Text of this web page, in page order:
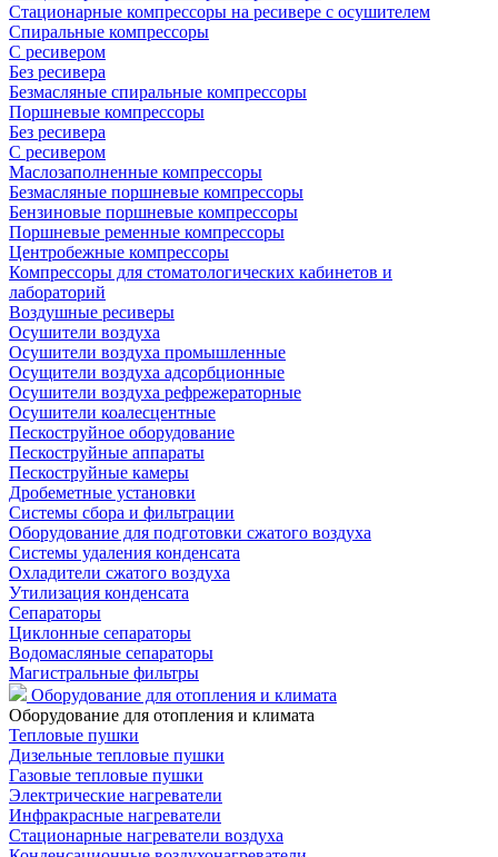
Стационарные компрессоры на ресивере с осушителем
Спиральные компрессоры
С ресивером
Без ресивера
Безмасляные спиральные компрессоры
Поршневые компрессоры
Без ресивера
С ресивером
Маслозаполненные компрессоры
Безмасляные поршневые компрессоры
Бензиновые поршневые компрессоры
Поршневые ременные компрессоры
Центробежные компрессоры
Компрессоры для стоматологических кабинетов и
лабораторий
Воздушные ресиверы
Осушители воздуха
Осушители воздуха промышленные
Осущители воздуха адсорбционные
Осушители воздуха рефрежераторные
Осушители коалесцентные
Пескоструйное оборудование
Пескоструйные аппараты
Пескоструйные камеры
Дробеметные установки
Системы сбора и фильтрации
Оборудование для подготовки сжатого воздуха
Системы удаления конденсата
Охладители сжатого воздуха
Утилизация конденсата
Сепараторы
Циклонные сепараторы
Водомасляные сепараторы
Магистральные фильтры
Оборудование для отопления и климата
Оборудование для отопления и климата
Тепловые пушки
Дизельные тепловые пушки
Газовые тепловые пушки
Электрические нагреватели
Инфракрасные нагреватели
Стационарные нагреватели воздуха